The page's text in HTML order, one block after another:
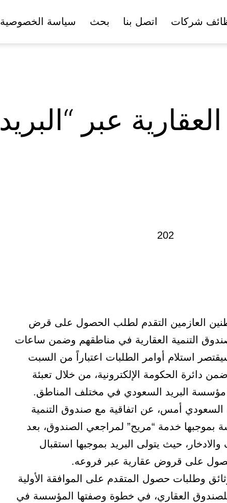
شركات اتصل بنا بحث سياسة الخصوصية
عبر “البريد
العازمين التقدم لطلب الحصول على قرض
التنمية العقارية في مناطقهم وضمن ساعات
استلام أوامر الطلبات اعتباراً من السبت
دائرة الحكومة الإلكترونية، من خلال تعبئة
مؤسسة البريد السعودي في مختلف المناطق.
أمس، عن اتفاقية مع صندوق التنمية
بموجبها خدمة “مريح” لمراجعي الصندوق، بعد
حيث يتولى البريد بموجبها استقبال
على قروض عقارية عبر فروعه.
وطلبات حصول المتقدم على الموافقة الأولية
للصندوق العقاري، في خطوة وصفتها المؤسسة في